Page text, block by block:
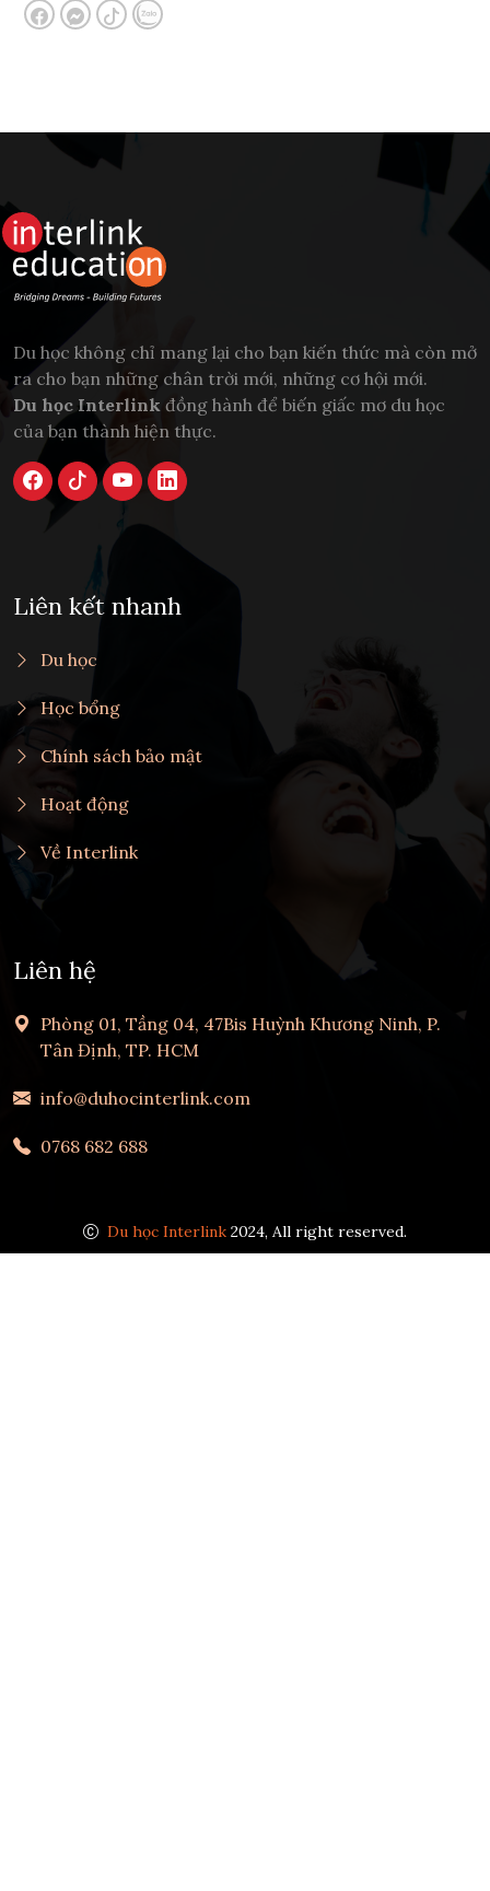
Du học không chỉ mang lại cho bạn kiến thức mà còn mở
ra cho bạn những chân trời mới, những cơ hội mới.
Du học Interlink đồng hành để biến giấc mơ du học
của bạn thành hiện thực.
Liên kết nhanh
Du học
Học bổng
Chính sách bảo mật
Hoạt động
Về Interlink
Liên hệ
Phòng 01, Tầng 04, 47Bis Huỳnh Khương Ninh, P.
Tân Định, TP. HCM
info@duhocinterlink.com
0768 682 688
Du học Interlink 2024, All right reserved.